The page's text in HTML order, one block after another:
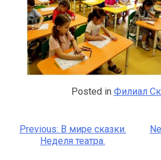
Posted in Филиал
Навигация
Previous: В мире сказки.
Неделя театра.